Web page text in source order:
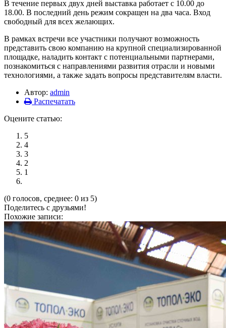
В течение первых двух дней выставка работает с 10.00 до
18.00. В последний день режим сокращен на два часа. Вход
свободный для всех желающих.
В рамках встречи все участники получают возможность
представить свою компанию на крупной специализированной
площадке, наладить контакт с потенциальными партнерами,
познакомиться с направлениями развития отрасли и новыми
технологиями, а также задать вопросы представителям власти.
Автор: admin
Распечатать
Оцените статью:
5
4
3
2
1
(0 голосов, среднее: 0 из 5)
Поделитесь с друзьями!
Похожие записи: